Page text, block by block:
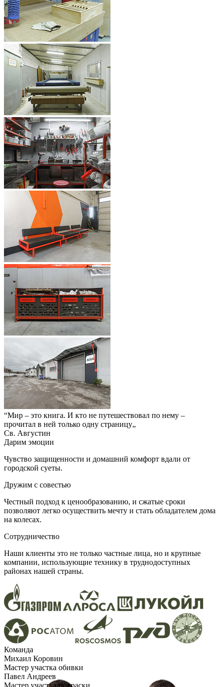
“Мир – это книга. И кто не путешествовал по нему –
прочитал в ней только одну страницу„
Св. Августин
Дарим эмоции
Чувство защищенности и домашний комфорт вдали от
городской суеты.
Дружим с совестью
Честный подход к ценообразованию, и сжатые сроки
позволяют легко осуществить мечту и стать обладателем дома
на колесах.
Сотрудничество
Наши клиенты это не только частные лица, но и крупные
компании, использующие технику в труднодоступных
районах нашей страны.
Команда
Михаил Коровин
Мастер участка обивки
Павел Андреев
Мастер участка покраски